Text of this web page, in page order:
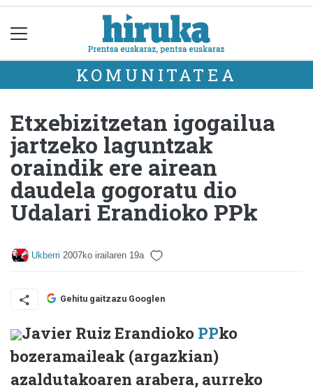
KOMUNITATEA
Etxebizitzetan igogailua
jartzeko laguntzak
oraindik ere airean
daudela gogoratu dio
Udalari Erandioko PPk
Ukberri 2007ko irailaren 19a
Gehitu gaitzazu Googlen
Javier Ruiz Erandioko PPko
bozeramaileak (argazkian)
azaldutakoaren arabera, aurreko